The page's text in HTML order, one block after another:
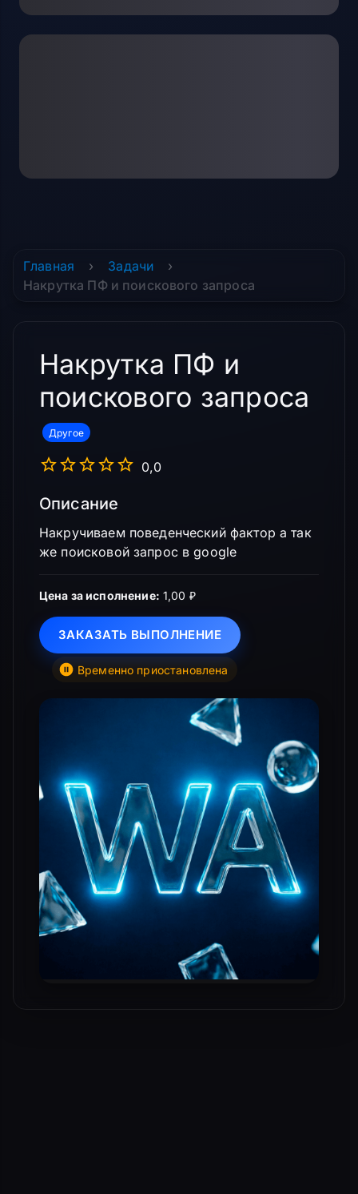
Главная › Задачи
›
Накрутка ПФ и поискового запроса
Накрутка ПФ и
поискового запроса
Другое
0,0
Описание
Накручиваем поведенческий фактор а так
же поисковой запрос в google
Цена за исполнение: 1,00 ₽
ЗАКАЗАТЬ ВЫПОЛНЕНИЕ
Временно приостановлена